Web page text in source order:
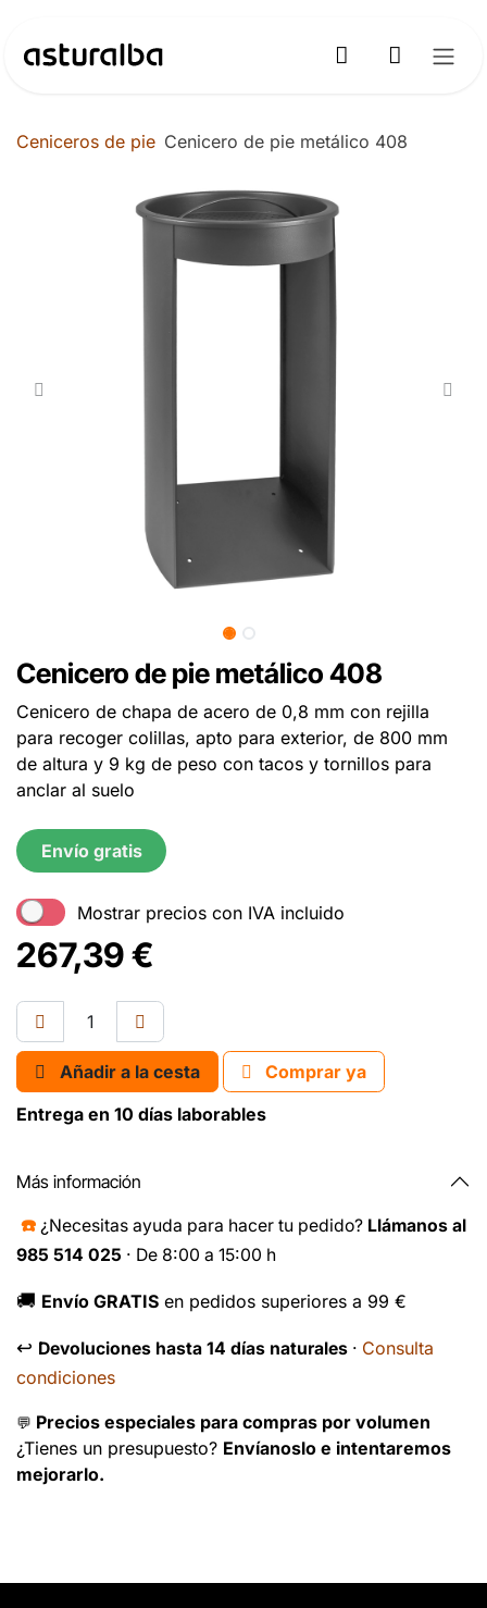
Ceniceros de pie Cenicero de pie metálico 408
Cenicero de pie metálico 408
Cenicero de chapa de acero de 0,8 mm con rejilla
para recoger colillas, apto para exterior, de 800 mm
de altura y 9 kg de peso con tacos y tornillos para
anclar al suelo
Envío gratis
Mostrar precios con IVA incluido
267,39€
Añadir a la cesta
Comprar ya
Entrega en 10 días laborables
Más información
☎️ ¿Necesitas ayuda para hacer tu pedido? Llámanos al
985 514 025 · De 8:00 a 15:00 h
🚚 Envío GRATIS en pedidos superiores a 99 €
↩️ Devoluciones hasta 14 días naturales · Consulta
condiciones
💬 Precios especiales para compras por volumen
¿Tienes un presupuesto? Envíanoslo e intentaremos
mejorarlo.